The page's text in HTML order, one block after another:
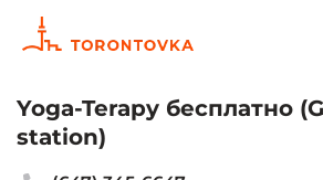
Yoga-Terapy бесплатно
station)